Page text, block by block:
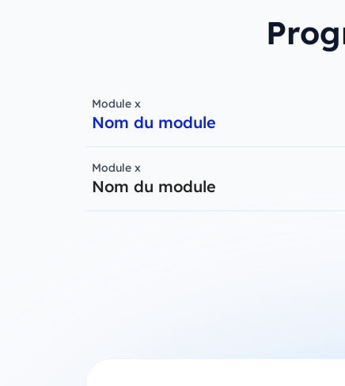
Module x
Nom du module
Module x
Nom du module